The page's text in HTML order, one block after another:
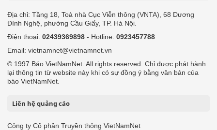
Địa chỉ: Tầng 18, Toà nhà Cục Viễn thông (VNTA), 68 Dương
Đình Nghệ, phường Cầu Giấy, TP. Hà Nội.
Điện thoại: 02439369898 - Hotline: 0923457788
Email: vietnamnet@vietnamnet.vn
© 1997 Báo VietNamNet. All rights reserved. Chỉ được phát hành
lại thông tin từ website này khi có sự đồng ý bằng văn bản của
báo VietNamNet.
Liên hệ quảng cáo
Công ty Cổ phần Truyền thông VietNamNet